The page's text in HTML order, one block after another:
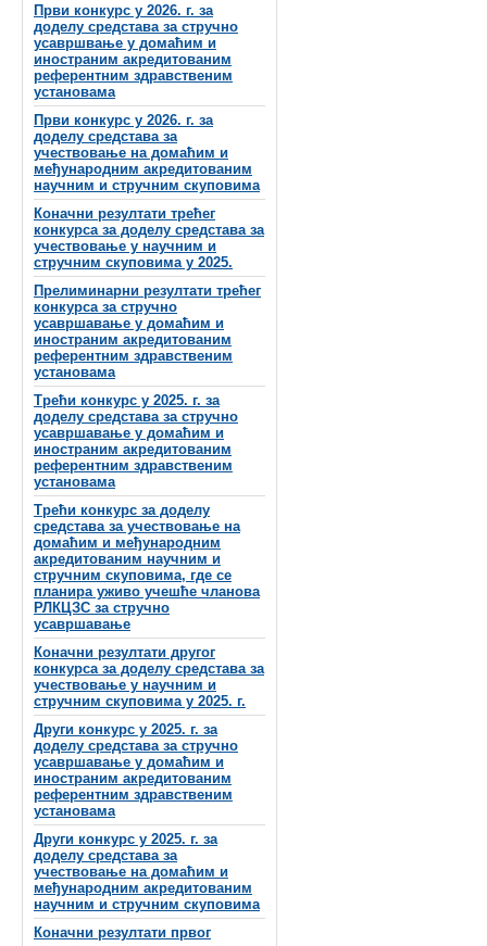
Први конкурс у 2026. г. за
доделу средстава за стручно
усавршвање у домаћим и
иностраним акредитованим
референтним здравственим
установама
Први конкурс у 2026. г. за
доделу средстава за
учествовање на домаћим и
међународним акредитованим
научним и стручним скуповима
Коначни резултати трећег
конкурса за доделу средстава за
учествовање у научним и
стручним скуповима у 2025.
Прелиминарни резултати трећег
конкурса за стручно
усавршавање у домаћим и
иностраним акредитованим
референтним здравственим
установама
Трећи конкурс у 2025. г. за
доделу средстава за стручно
усавршавање у домаћим и
иностраним акредитованим
референтним здравственим
установама
Трећи конкурс за доделу
средстава за учествовање на
домаћим и међународним
акредитованим научним и
стручним скуповима, где се
планира уживо учешће чланова
РЛКЦЗС за стручно
усавршавање
Коначни резултати другог
конкурса за доделу средстава за
учествовање у научним и
стручним скуповима у 2025. г.
Други конкурс у 2025. г. за
доделу средстава за стручно
усавршавање у домаћим и
иностраним акредитованим
референтним здравственим
установама
Други конкурс у 2025. г. за
доделу средстава за
учествовање на домаћим и
међународним акредитованим
научним и стручним скуповима
Коначни резултати првог